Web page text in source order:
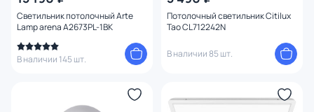
Светильник потолочный Arte
Lamp arena A2673PL-1BK
В наличии 145 шт.
Потолочный светильник Citilux
Тао CL712242N
В наличии 85 шт.
Диаметр врезного отверстия
Глубина врезного отверстия